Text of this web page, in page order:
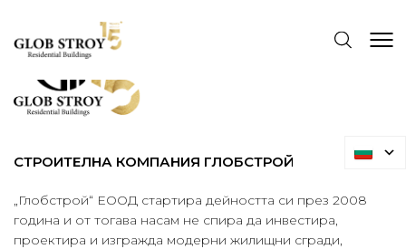
СТРОИТЕЛНА КОМПАНИЯ ГЛОБСТРОЙ
„Глобстрой“ ЕООД стартира дейността си през 2008
година и от тогава насам не спира да инвестира,
проектира и изгражда модерни жилищни сгради,